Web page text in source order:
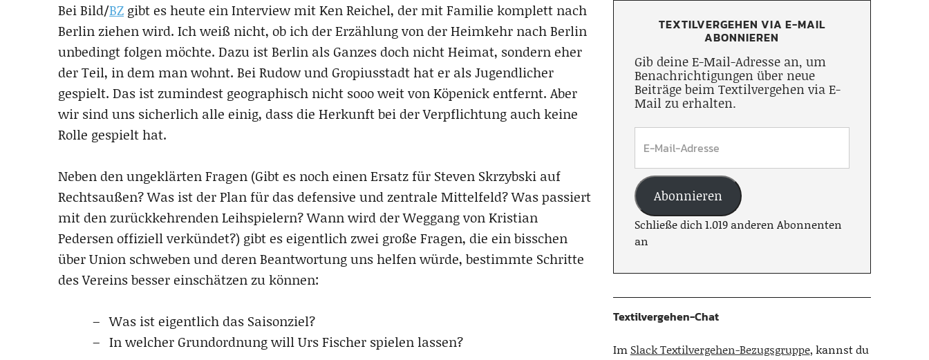
Bei Bild/BZ gibt es heute ein Interview mit Ken Reichel, der mit Familie komplett nach
Berlin ziehen wird. Ich weiß nicht, ob ich der Erzählung von der Heimkehr nach Berlin
unbedingt folgen möchte. Dazu ist Berlin als Ganzes doch nicht Heimat, sondern eher
der Teil, in dem man wohnt. Bei Rudow und Gropiusstadt hat er als Jugendlicher
gespielt. Das ist zumindest geographisch nicht sooo weit von Köpenick entfernt. Aber
wir sind uns sicherlich alle einig, dass die Herkunft bei der Verpflichtung auch keine
Rolle gespielt hat.
Neben den ungeklärten Fragen (Gibt es noch einen Ersatz für Steven Skrzybski auf
Rechtsaußen? Was ist der Plan für das defensive und zentrale Mittelfeld? Was passiert
mit den zurückkehrenden Leihspielern? Wann wird der Weggang von Kristian
Pedersen offiziell verkündet?) gibt es eigentlich zwei große Fragen, die ein bisschen
über Union schweben und deren Beantwortung uns helfen würde, bestimmte Schritte
des Vereins besser einschätzen zu können:
Was ist eigentlich das Saisonziel?
In welcher Grundordnung will Urs Fischer spielen lassen?
TEXTILVERGEHEN VIA E-MAIL
ABONNIEREN
Gib deine E-Mail-Adresse an, um
Benachrichtigungen über neue
Beiträge beim Textilvergehen via E-
Mail zu erhalten.
Abonnieren
Schließe dich 1.019 anderen Abonnenten
an
Textilvergehen-Chat
Im Slack Textilvergehen-Bezugsgruppe, kannst du